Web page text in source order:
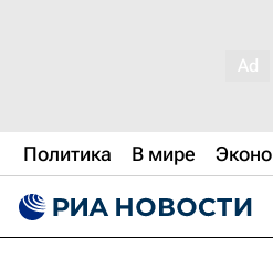
Политика В мире